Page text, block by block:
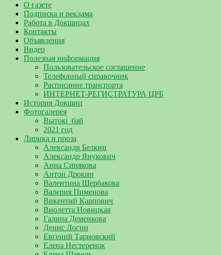
О газете
Подписка и реклама
Работа в Докшицах
Контакты
Объявления
Видео
Полезная информация
Пользовательское соглашение
Телефонный справочник
Расписание транспорта
ИНТЕРНЕТ-РЕГИСТРАТУРА ЦРБ
История Докшиц
Фотогалерея
Вытокі_бай
2021 год
Лирика и проза
Александр Белкин
Александр Янукович
Анна Синякова
Антон Дрокин
Валентина Щербакова
Валерия Пименова
Викентий Карпович
Виолетта Новицкая
Галина Деменкова
Денис Логин
Евгений Тарновский
Елена Нестеренок